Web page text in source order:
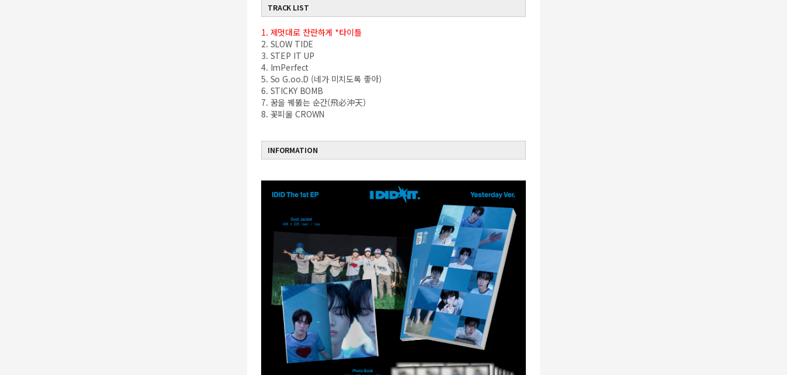
TRACK LIST
1. 제멋대로 찬란하게 *타이틀
2. SLOW TIDE
3. STEP IT UP
4. ImPerfect
5. So G.oo.D (네가 미치도록 좋아)
6. STICKY BOMB
7. 꿈을 꿰뚫는 순간(飛必沖天)
8. 꽃피울 CROWN
INFORMATION